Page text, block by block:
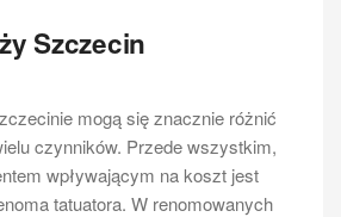
Szczecin
mogą się znacznie różnić
czynników. Przede wszystkim,
wpływającym na koszt jest
tatuatora. W renomowanych